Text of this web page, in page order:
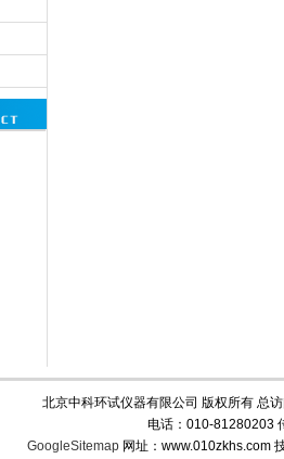
北京中科环试仪器有限公司 版权所有 总
电话：010-81280203
GoogleSitemap 网址：www.010zkhs.com